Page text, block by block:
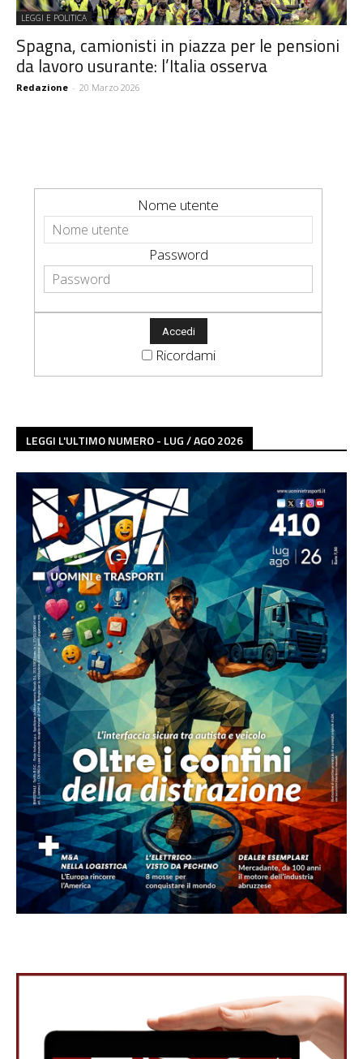
LEGGI E POLITICA
Spagna, camionisti in piazza per le pensioni
da lavoro usurante: l’Italia osserva
Redazione - 20 Marzo 2026
Nome utente
Password
Ricordami
LEGGI L'ULTIMO NUMERO - LUG / AGO 2026